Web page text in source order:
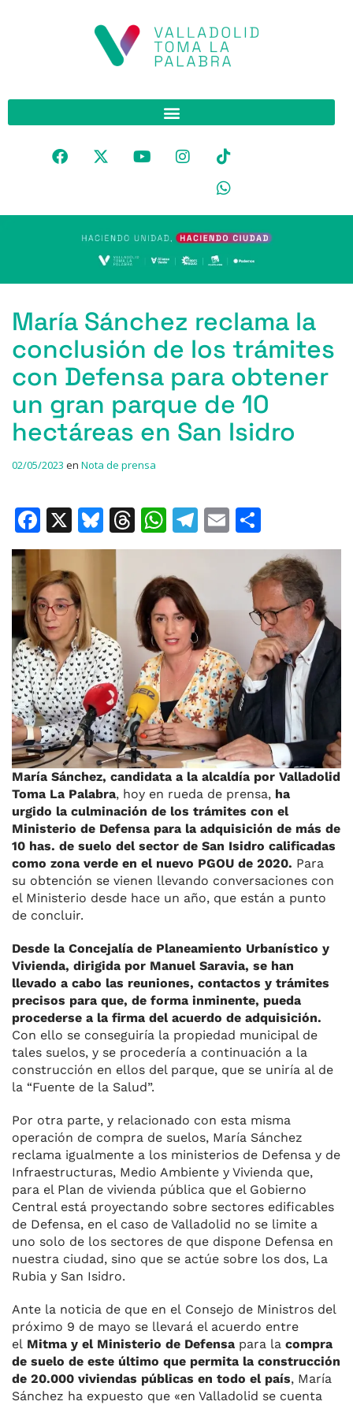
María Sánchez reclama la
conclusión de los trámites
con Defensa para obtener
un gran parque de 10
hectáreas en San Isidro
02/05/2023 en Nota de prensa
F
a
c
e
b
o
o
k
X
Bl
u
e
s
y
T
h
re
a
d
s
W
h
at
s
A
p
p
T
el
gr
a
m
E
m
ai
o
m
p
ar
ti
r
María Sánchez, candidata a la alcaldía por Valladolid
Toma La Palabra, hoy en rueda de prensa, ha
urgido la culminación de los trámites con el
Ministerio de Defensa para la adquisición de más de
10 has. de suelo del sector de San Isidro calificadas
como zona verde en el nuevo PGOU de 2020. Para
su obtención se vienen llevando conversaciones con
el Ministerio desde hace un año, que están a punto
de concluir.
Desde la Concejalía de Planeamiento Urbanístico y
Vivienda, dirigida por Manuel Saravia, se han
llevado a cabo las reuniones, contactos y trámites
precisos para que, de forma inminente, pueda
procederse a la firma del acuerdo de adquisición.
Con ello se conseguiría la propiedad municipal de
tales suelos, y se procedería a continuación a la
construcción en ellos del parque, que se uniría al de
la “Fuente de la Salud”.
Por otra parte, y relacionado con esta misma
operación de compra de suelos, María Sánchez
reclama igualmente a los ministerios de Defensa y de
Infraestructuras, Medio Ambiente y Vivienda que,
para el Plan de vivienda pública que el Gobierno
Central está proyectando sobre sectores edificables
de Defensa, en el caso de Valladolid no se limite a
uno solo de los sectores de que dispone Defensa en
nuestra ciudad, sino que se actúe sobre los dos, La
Rubia y San Isidro.
Ante la noticia de que en el Consejo de Ministros del
próximo 9 de mayo se llevará el acuerdo entre
el Mitma y el Ministerio de Defensa para la compra
de suelo de este último que permita la construcción
de 20.000 viviendas públicas en todo el país, María
Sánchez ha expuesto que «en Valladolid se cuenta